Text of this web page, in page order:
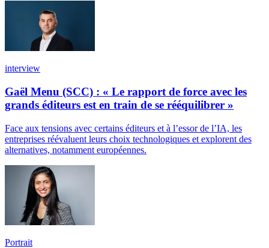
interview
Gaël Menu (SCC) : « Le rapport de force avec les
grands éditeurs est en train de se rééquilibrer »
Face aux tensions avec certains éditeurs et à l’essor de l’IA, les
entreprises réévaluent leurs choix technologiques et explorent des
alternatives, notamment européennes.
Portrait